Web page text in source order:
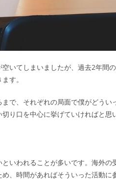
いてしまいましたが、過去2年間
す。
で、それぞれの局面で僕がどうい
り口を中心に挙げていければと思
いわれることが多いです。海外の
、時間があればそういった活動に